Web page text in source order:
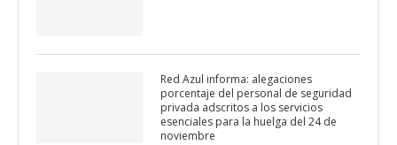
Red Azul informa: alegaciones
porcentaje del personal de seguridad
privada adscritos a los servicios
esenciales para la huelga del 24 de
noviembre